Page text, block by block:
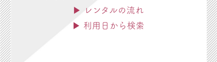
▶ レンタルの流れ
▶ 利用日から検索